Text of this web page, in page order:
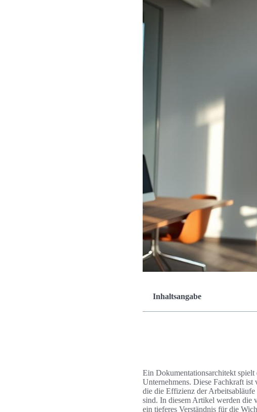
Inhaltsangabe
Ein Dokumentationsarchitekt
Unternehmens. Diese Fachkraft
die die Effizienz der Arbeitsabläufe
sind. In diesem Artikel werden die
ein tieferes Verständnis für die